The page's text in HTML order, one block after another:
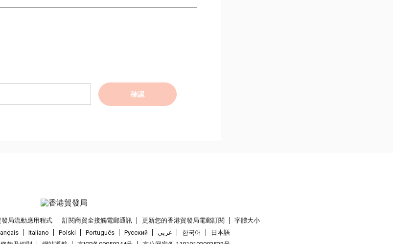
確認
發局流動應用程式 訂閱商貿全接觸電郵通訊 更新您的香港貿發局電郵訂閱
字體大小
Italiano Polski Português Pусский عربى 한국어
日本語